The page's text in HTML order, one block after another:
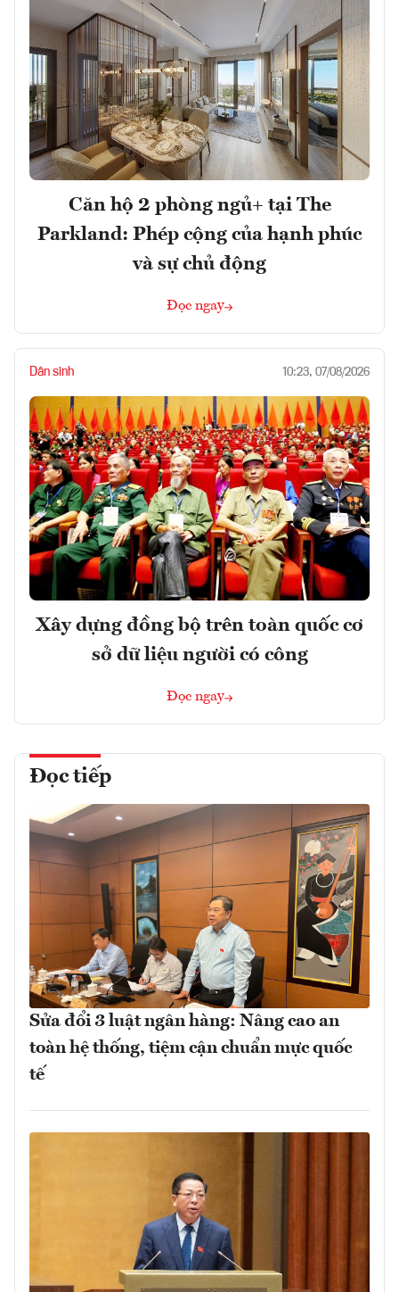
Căn hộ 2 phòng ngủ+ tại The
Parkland: Phép cộng của hạnh phúc
và sự chủ động
Đọc ngay
Dân sinh 10:23, 07/08/2026
Xây dựng đồng bộ trên toàn quốc cơ
sở dữ liệu người có công
Đọc ngay
Đọc tiếp
Sửa đổi 3 luật ngân hàng: Nâng cao an
toàn hệ thống, tiệm cận chuẩn mực quốc
tế